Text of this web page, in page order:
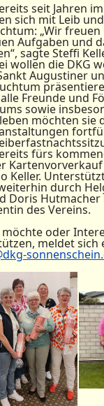
seit Jahren
sich mit Leib
„Wir
Aufgaben und
sagte Steffi
wollen die DKG
Augustiner
alle Freunde und
sowie
möchten sie
fürs
Keller.
durch
Doris Hutmacher
des Vereins.
oder
meldet sich